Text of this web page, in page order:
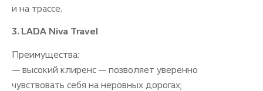
и на трассе.
3. LADA Niva Travel
Преимущества:
— высокий клиренс — позволяет уверенно
чувствовать себя на неровных дорогах;